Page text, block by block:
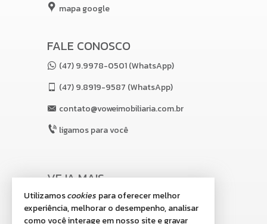
mapa google
FALE CONOSCO
(47) 9.9978-0501 (WhatsApp)
(47)9.8919-9587 (WhatsApp)
contato@voweimobiliaria.com.br
ligamos para você
VEJA MAIS
receba nosso newsletter
indicadores financeiros
Utilizamoscookies para oferecer melhor
experiência, melhorar o desempenho, analisar
como você interage em nosso site e gravar